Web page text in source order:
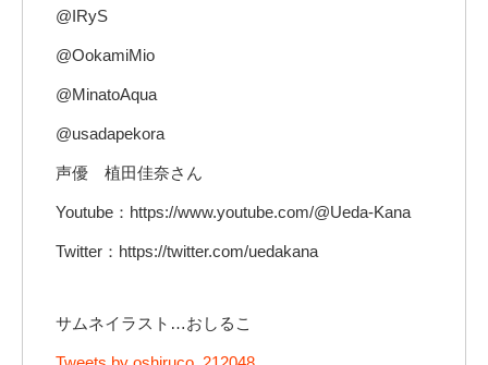
@IRyS
@OokamiMio
@MinatoAqua
@usadapekora
声優 植田佳奈さん
Youtube：https://www.youtube.com/@Ueda-Kana
Twitter：https://twitter.com/uedakana
サムネイラスト…おしるこ